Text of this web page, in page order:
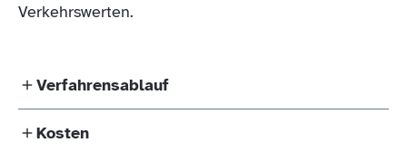
Verkehrswerten.
Verfahrensablauf
Der Grundstücksmarktbericht für den Landkreis
Kosten